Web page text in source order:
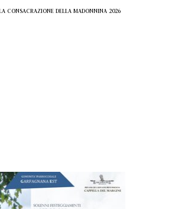
CONSACRAZIONE DELLA MADONNINA 2026